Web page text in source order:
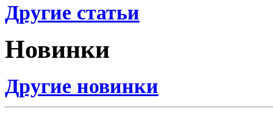
Другие статьи
Новинки
Другие новинки